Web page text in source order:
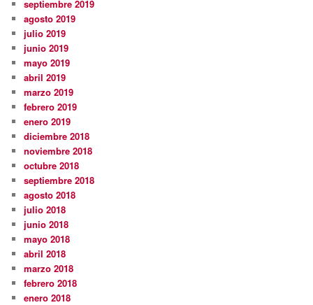
septiembre 2019
agosto 2019
julio 2019
junio 2019
mayo 2019
abril 2019
marzo 2019
febrero 2019
enero 2019
diciembre 2018
noviembre 2018
octubre 2018
septiembre 2018
agosto 2018
julio 2018
junio 2018
mayo 2018
abril 2018
marzo 2018
febrero 2018
enero 2018